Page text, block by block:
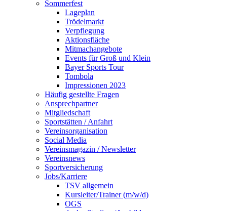
Sommerfest
Lageplan
Trödelmarkt
Verpflegung
Aktionsfläche
Mitmachangebote
Events für Groß und Klein
Bayer Sports Tour
Tombola
Impressionen 2023
Häufig gestellte Fragen
Ansprechpartner
Mitgliedschaft
Sportstätten / Anfahrt
Vereinsorganisation
Social Media
Vereinsmagazin / Newsletter
Vereinsnews
Sportversicherung
Jobs/Karriere
TSV allgemein
Kursleiter/Trainer (m/w/d)
OGS